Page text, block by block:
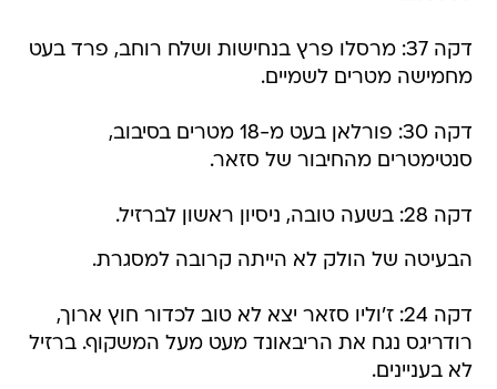
דקה 37: מרסלו פרץ בנחישות ושלח רוחב, פרד בעט
מחמישה מטרים לשמיים.
דקה 30: פורלאן בעט מ-18 מטרים בסיבוב,
סנטימטרים מהחיבור של סזאר.
דקה 28: בשעה טובה, ניסיון ראשון לברזיל.
הבעיטה של הולק לא הייתה קרובה למסגרת.
דקה 24: ז'וליו סזאר יצא לא טוב לכדור חוץ ארוך,
רודריגס נגח את הריבאונד מעט מעל המשקוף. ברזיל
לא בעניינים.